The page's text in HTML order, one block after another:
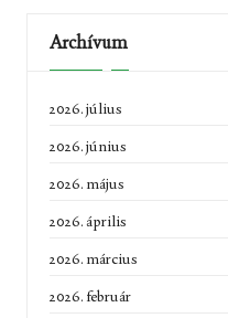
Archívum
2026. július
2026. június
2026. május
2026. április
2026. március
2026. február